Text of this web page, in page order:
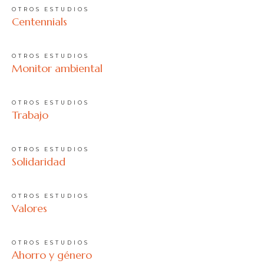
OTROS ESTUDIOS
Centennials
OTROS ESTUDIOS
Monitor ambiental
OTROS ESTUDIOS
Trabajo
OTROS ESTUDIOS
Solidaridad
OTROS ESTUDIOS
Valores
OTROS ESTUDIOS
Ahorro y género